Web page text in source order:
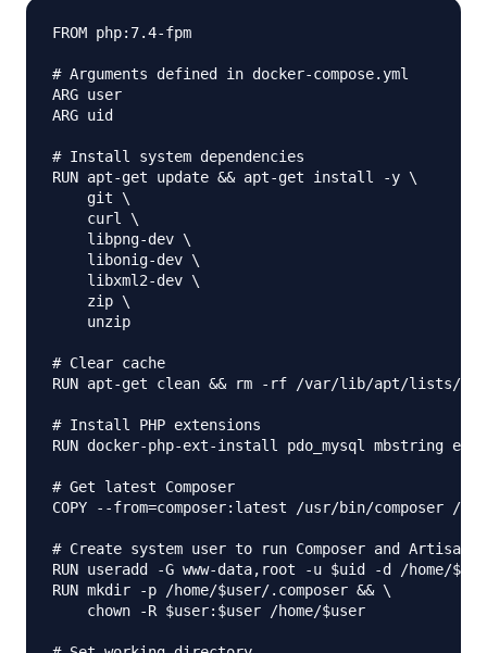
FROM php:7.4-fpm
# Arguments defined in docker-compose.yml
ARG user
ARG uid
# Install system dependencies
RUN apt-get update && apt-get install -y \
    git \
    curl \
    libpng-dev \
    libonig-dev \
    libxml2-dev \
    zip \
    unzip
# Clear cache
RUN apt-get clean && rm -rf /var/lib/apt/lists/*
# Install PHP extensions
RUN docker-php-ext-install pdo_mysql mbstring
# Get latest Composer
COPY --from=composer:latest /usr/bin/composer /
# Create system user to run Composer and Artisan
RUN useradd -G www-data,root -u $uid -d /home/
RUN mkdir -p /home/$user/.composer && \
    chown -R $user:$user /home/$user